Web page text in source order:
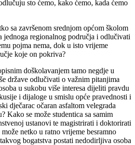
sto ćemo, kako ćemo, kada ćemo
sa završenom srednjom općom školom
jednoga regionalnog područja i odlučivati
pojma nema, dok u isto vrijeme
koje on pokriva?
doškolavanjem tamo negdje u
države odlučivati o važnim pitanjima
u sukobu više interesa dijeliti pravdu
i dijaloge u smislu opće pravednosti i
dječarac očaran asfaltom velegrada
Kako se može studentica sa samim
ustanovi te magistrirati i doktorirati
netko u ratno vrijeme besramno
bogatstva postati nedodirljiva osoba